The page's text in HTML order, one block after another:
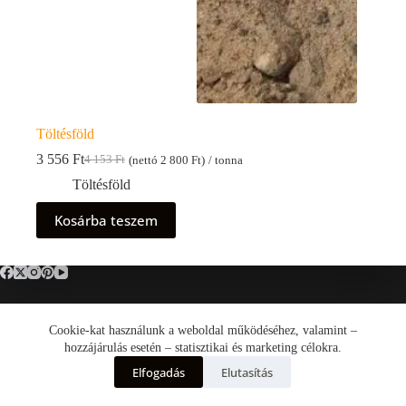
Cookie-kat használunk a weboldal működéséhez, valamint –
hozzájárulás esetén – statisztikai és marketing célokra.
Elfogadás Elutasítás
Töltésföld
4 153Ft
Original
price
was:
4
3 556 FtCurrent
price
is:
3
(nettó 2 800 Ft) / tonna
Töltésföld
Kosárba teszem
Általános Szerződési Feltételek (ÁSZF)
Adatkezelési tájékoztató
Cookie tájékoztató